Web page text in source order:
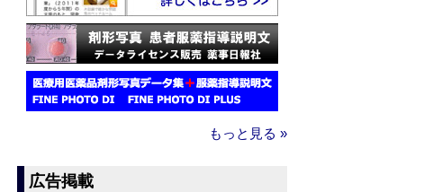
もっと見る »
広告掲載